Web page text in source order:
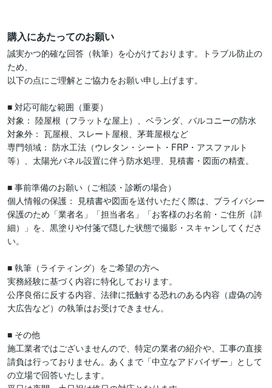
購入にあたってのお願い
誠実かつ的確な回答（執筆）を心がけております。トラブル防止の
ため、
以下の点にご理解とご協力をお願い申し上げます。
■ 対応可能な範囲（重要）
対象： 陸屋根（フラットな屋上）、ベランダ、バルコニーの防水
対象外： 瓦屋根、スレート屋根、茅葺屋根など
専門領域： 防水工法（ウレタン・シート・FRP・アスファルト
等）、太陽光パネル設置に伴う防水処理、見積書・図面の精査。
■ 事前準備のお願い（ご相談・診断の場合）
個人情報の保護： 見積書や図面を送付いただく際は、プライバシー
保護のため「業者名」「担当者名」「お客様のお名前・ご住所（詳
細）」を、黒塗りや付箋で隠した状態で撮影・スキャンしてくださ
い。
■ 執筆（ライティング）をご希望の方へ
実務経験に基づく内容に特化しております。
公序良俗に反する内容、法律に抵触する恐れのある内容（虚偽の誇
大広告など）の執筆はお受けできません。
■ その他
施工業者ではございませんので、特定の業者の紹介や、工事の直接
請負は行っておりません。あくまで「中立なアドバイザー」として
の立場で回答いたします。